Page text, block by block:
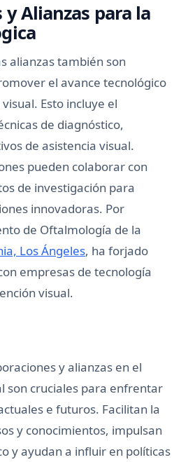
Alianzas para la
alianzas también son
el avance tecnológico
Esto incluye el
de diagnóstico,
de asistencia visual.
pueden colaborar con
de investigación para
innovadoras. Por
de Oftalmología de la
Los Ángeles, ha forjado
empresas de tecnología
visual.
y alianzas en el
son cruciales para enfrentar
e futuros. Facilitan la
y conocimientos, impulsan
y ayudan a influir en políticas